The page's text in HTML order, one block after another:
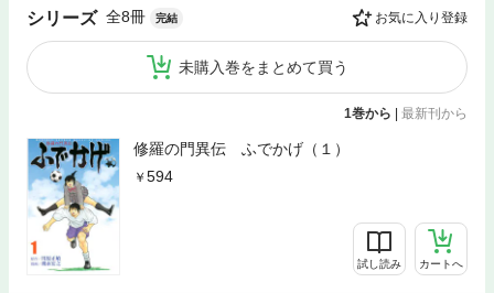
シリーズ 全8冊 完結 お気に入り登録
未購入巻をまとめて買う
1巻から | 最新刊から
修羅の門異伝 ふでかげ（１）
594
試し読み カートへ